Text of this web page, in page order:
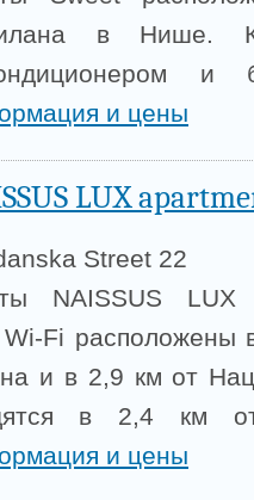
в Нише. К
и
и цены
LUX
Street 22
NAISSUS LUX
Fi
и в 2,9 км от
в 2,4 км
и цены